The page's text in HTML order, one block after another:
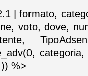
| formato,
voto, dove,
%>